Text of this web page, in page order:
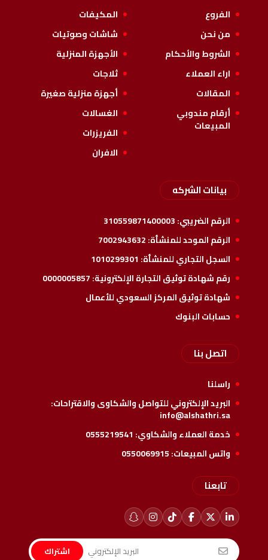
الفروع
من نحن
الشروط والأحكام
اراء العملاء
المقالات
أرقام مندوبي
المبيعات
المكيفات
شاشات وصوتيات
الأجهزة المنزلية
ثلاجات
أجهزة منزلية صغيرة
الغسالات
الفريزرات
الافران
بيانات الشركه
الرقم الضريبي:310559871400003
الرقم الموحد للمنشأة:7002943632
السجل التجاري للمنشأة: 1010299301
رقم شهادة توثيق التجارة الإلكترونية:0000005857
شهادة توثيق المركز السعودي للأعمال
حسابات البنوك
اتصل بنا
راسلنا
البريد الإلكتروني للتواصل والشكاوى والاقتراحات:
info@alshathri.sa
خدمة العملاء والشكاوي: 0555219541
واتس المبيعات:0550069915
تابعنا
اشتراك